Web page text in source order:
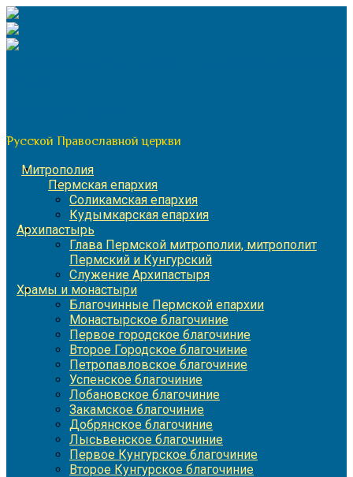
Перейти
к
содержимому
Русской Православной церкви
Митрополия
Пермская епархия
Соликамская епархия
Кудымкарская епархия
Архипастырь
Глава Пермской митрополии, митрополит
Пермский и Кунгурский
Служение Архипастыря
Храмы и монастыри
Благочинные Пермской епархии
Монастырское благочиние
Первое городское благочиние
Второе Городское благочиние
Петропавловское благочиние
Успенское благочиние
Лобановское благочиние
Закамское благочиние
Добрянское благочиние
Лысьвенское благочиние
Первое Кунгурское благочиние
Второе Кунгурское благочиние